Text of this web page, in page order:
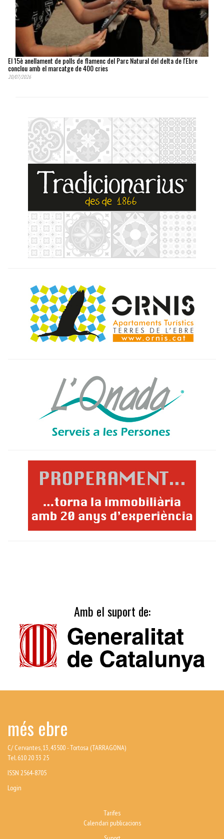
El 15è anellament de polls de flamenc del Parc Natural del delta de l'Ebre
conclou amb el marcatge de 400 cries
20/07/2026
Amb el suport de:
més ebre
C/ Cervantes, 13, 43500 - Tortosa (TARRAGONA)
Tel. 610 20 33 25
ISSN 2564-8705
Login
Tarifes
Calendari publicacions